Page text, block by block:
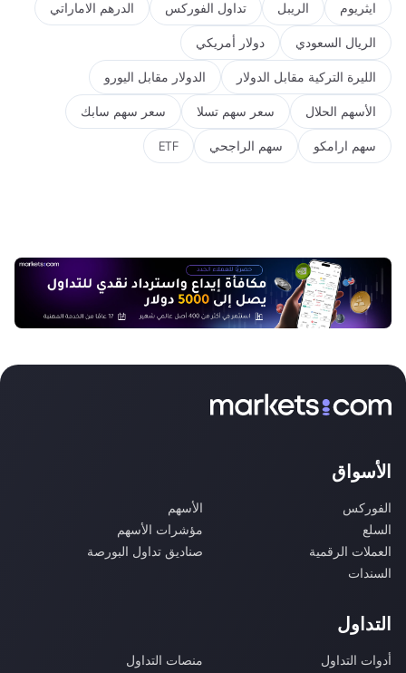
ايثريوم الريبل تداول الفوركس الدرهم الاماراتي
الريال السعودي دولار أمريكي
الليرة التركية مقابل الدولار الدولار مقابل اليورو
الأسهم الحلال سعر سهم تسلا سعر سهم سابك
سهم ارامكو سهم الراجحي ETF
الأسواق
الفوركس
الأسهم
السلع
مؤشرات الأسهم
العملات الرقمية
صناديق تداول البورصة
السندات
التداول
أدوات التداول
منصات التداول